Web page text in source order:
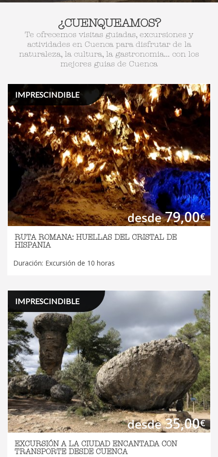
¿CUENQUEAMOS?
Te ofrecemos visitas guiadas, excursiones y
actividades en Cuenca para disfrutar de la
naturaleza, la cultura, la gastronomia... con los
mejores guias de Cuenca
desde79,00€
IMPRESCINDIBLE
RUTA ROMANA: HUELLAS DEL CRISTAL DE
HISPANIA
Duración: Excursión de 10 horas
desde35,00€
IMPRESCINDIBLE
EXCURSIÓN A LA CIUDAD ENCANTADA CON
TRANSPORTE DESDE CUENCA